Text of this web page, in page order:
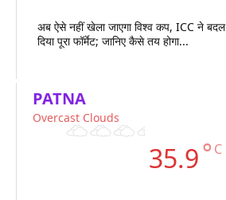
अब ऐसे नहीं खेला जाएगा विश्व कप, ICC ने बदल
दिया पूरा फॉर्मेट; जानिए कैसे तय होगा...
PATNA
Overcast Clouds
35.9° C